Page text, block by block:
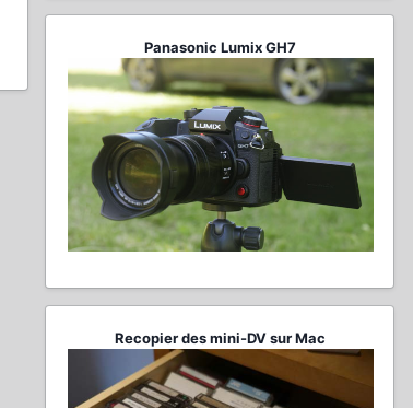
Panasonic Lumix GH7
Recopier des mini-DV sur Mac